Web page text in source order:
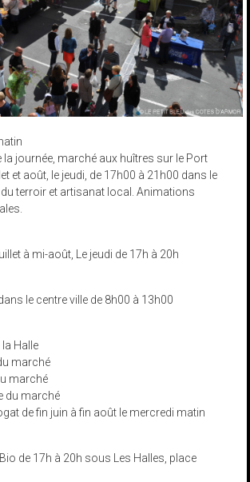
journée, marché aux huîtres sur le Port
et août, le jeudi, de 17h00 à 21h00 dans le
terroir et artisanat local. Animations
à mi-août, Le jeudi de 17h à 20h
le centre ville de 8h00 à 13h00
Halle
marché
marché
du marché
de fin juin à fin août le mercredi matin
de 17h à 20h sous Les Halles, place